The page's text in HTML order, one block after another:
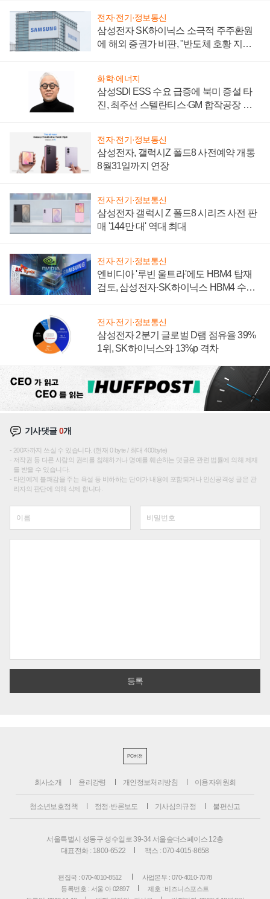
전자·전기·정보통신
삼성전자 SK하이닉스 소극적 주주환원
에 해외 증권가 비판, "반도체 호황 지속
화학·에너지
삼성SDI ESS 수요 급증에 북미 증설 타
진, 최주선 스텔란티스·GM 합작공장 건
전자·전기·정보통신
삼성전자, 갤럭시Z 폴드8 사전예약 개통
8월31일까지 연장
전자·전기·정보통신
삼성전자 갤럭시 Z 폴드8 시리즈 사전 판
매 '144만 대' 역대 최대
전자·전기·정보통신
엔비디아 '루빈 울트라'에도 HBM4 탑재
검토, 삼성전자·SK하이닉스 HBM4 수율
전자·전기·정보통신
삼성전자 2분기 글로벌 D램 점유율 39%
1위, SK하이닉스와 13%p 격차
기사댓글0개
200자까지 쓰실 수 있습니다. (현재 0 byte / 최대 400byte)
저작권 등 다른 사람의 권리를 침해하거나 명예를 훼손하는 댓글은 관련 법률에 의해 제재
를 받을 수 있습니다.
타인에게 불쾌감을 주는 욕설 등 비하하는 단어가 내용에 포함되거나 인신공격성 글은 관
리자의 판단에 의해 삭제 합니다.
PC버전
회사소개 윤리강령 개인정보처리방침 이용자위원회
청소년보호정책 정정·반론보도 기사심의규정 불편신고
서울특별시 성동구 성수일로 39-34 서울숲더스페이스 12층
대표전화 : 1800-6522
팩스 : 070-4015-8658
편집국 : 070-4010-8512
사업본부 : 070-4010-7078
등록번호 : 서울 아 02897
제호 : 비즈니스포스트